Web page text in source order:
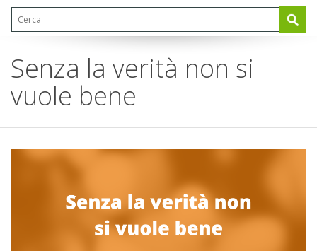
Senza la verità non si
vuole bene